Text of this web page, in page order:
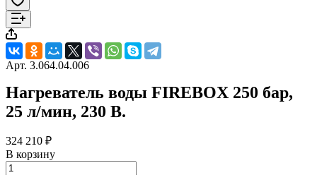
Арт. 3.064.04.006
Нагреватель воды FIREBOX 250 бар,
25 л/мин, 230 В.
324 210 ₽
В корзину